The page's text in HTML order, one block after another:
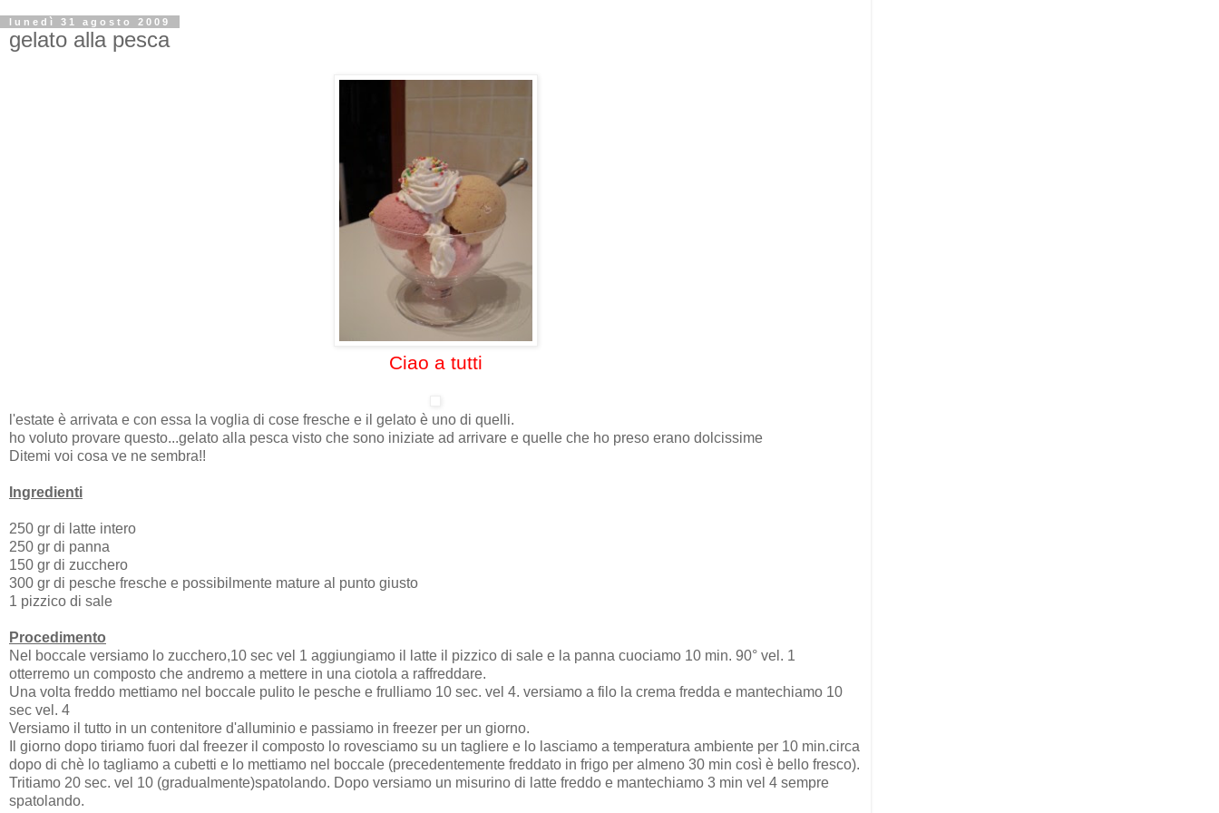
lunedì 31 agosto 2009
gelato alla pesca
Ciao a tutti
l'estate è arrivata e con essa la voglia di cose fresche e il gelato è uno di quelli.
ho voluto provare questo...gelato alla pesca visto che sono iniziate ad arrivare e quelle che ho preso erano dolcissime
Ditemi voi cosa ve ne sembra!!
Ingredienti
250 gr di latte intero
250 gr di panna
150 gr di zucchero
300 gr di pesche fresche e possibilmente mature al punto giusto
1 pizzico di sale
Procedimento
Nel boccale versiamo lo zucchero,10 sec vel 1 aggiungiamo il latte il pizzico di sale e la panna cuociamo 10 min. 90° vel. 1
otterremo un composto che andremo a mettere in una ciotola a raffreddare.
Una volta freddo mettiamo nel boccale pulito le pesche e frulliamo 10 sec. vel 4. versiamo a filo la crema fredda e mantechiamo 10
sec vel. 4
Versiamo il tutto in un contenitore d'alluminio e passiamo in freezer per un giorno.
Il giorno dopo tiriamo fuori dal freezer il composto lo rovesciamo su un tagliere e lo lasciamo a temperatura ambiente per 10 min.circa
dopo di chè lo tagliamo a cubetti e lo mettiamo nel boccale (precedentemente freddato in frigo per almeno 30 min così è bello fresco).
Tritiamo 20 sec. vel 10 (gradualmente)spatolando. Dopo versiamo un misurino di latte freddo e mantechiamo 3 min vel 4 sempre
spatolando.